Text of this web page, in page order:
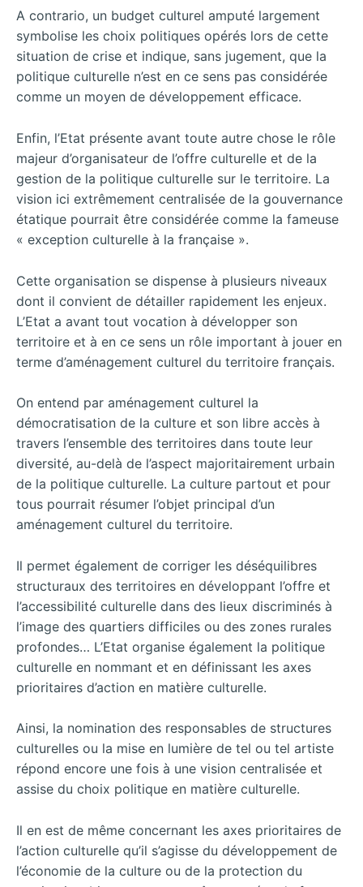
A contrario, un budget culturel amputé largement
symbolise les choix politiques opérés lors de cette
situation de crise et indique, sans jugement, que la
politique culturelle n’est en ce sens pas considérée
comme un moyen de développement efficace.
Enfin, l’Etat présente avant toute autre chose le rôle
majeur d’organisateur de l’offre culturelle et de la
gestion de la politique culturelle sur le territoire. La
vision ici extrêmement centralisée de la gouvernance
étatique pourrait être considérée comme la fameuse
« exception culturelle à la française ».
Cette organisation se dispense à plusieurs niveaux
dont il convient de détailler rapidement les enjeux.
L’Etat a avant tout vocation à développer son
territoire et à en ce sens un rôle important à jouer en
terme d’aménagement culturel du territoire français.
On entend par aménagement culturel la
démocratisation de la culture et son libre accès à
travers l’ensemble des territoires dans toute leur
diversité, au-delà de l’aspect majoritairement urbain
de la politique culturelle. La culture partout et pour
tous pourrait résumer l’objet principal d’un
aménagement culturel du territoire.
Il permet également de corriger les déséquilibres
structuraux des territoires en développant l’offre et
l’accessibilité culturelle dans des lieux discriminés à
l’image des quartiers difficiles ou des zones rurales
profondes… L’Etat organise également la politique
culturelle en nommant et en définissant les axes
prioritaires d’action en matière culturelle.
Ainsi, la nomination des responsables de structures
culturelles ou la mise en lumière de tel ou tel artiste
répond encore une fois à une vision centralisée et
assise du choix politique en matière culturelle.
Il en est de même concernant les axes prioritaires de
l’action culturelle qu’il s’agisse du développement de
l’économie de la culture ou de la protection du